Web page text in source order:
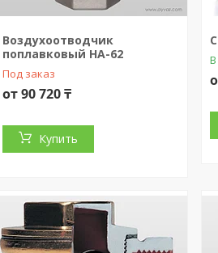
Воздухоотводчик
поплавковый НА-62
Под заказ
от 90 720 ₸
Купить